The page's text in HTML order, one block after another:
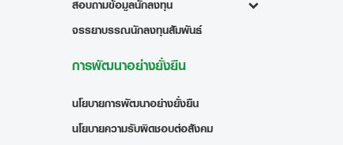
สอบถามข้อมูลนักลงทุน
จรรยาบรรณนักลงทุนสัมพันธ์
การพัฒนาอย่างยั่งยืน
นโยบายการพัฒนาอย่างยั่งยืน
นโยบายความรับผิดชอบต่อสังคม